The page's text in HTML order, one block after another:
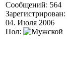
Сообщений: 564
Зарегистрирован:
04. Июля 2006
Пол: